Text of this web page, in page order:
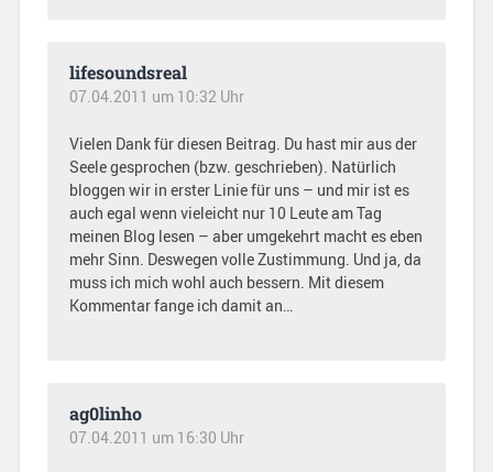
lifesoundsreal
07.04.2011 um 10:32 Uhr
Vielen Dank für diesen Beitrag. Du hast mir aus der
Seele gesprochen (bzw. geschrieben). Natürlich
bloggen wir in erster Linie für uns – und mir ist es
auch egal wenn vieleicht nur 10 Leute am Tag
meinen Blog lesen – aber umgekehrt macht es eben
mehr Sinn. Deswegen volle Zustimmung. Und ja, da
muss ich mich wohl auch bessern. Mit diesem
Kommentar fange ich damit an…
ag0linho
07.04.2011 um 16:30 Uhr